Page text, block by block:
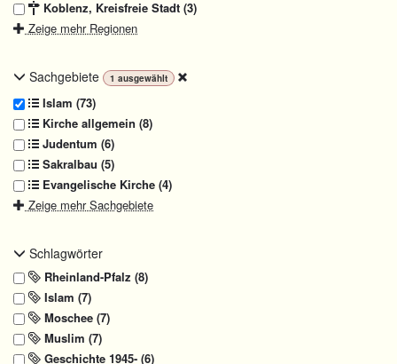
Koblenz, Kreisfreie Stadt (3)
Zeige mehr Regionen
Sachgebiete 1 ausgewählt
Islam (73)
Kirche allgemein (8)
Judentum (6)
Sakralbau (5)
Evangelische Kirche (4)
Zeige mehr Sachgebiete
Schlagwörter
Rheinland-Pfalz (8)
Islam (7)
Moschee (7)
Muslim (7)
Geschichte 1945- (6)